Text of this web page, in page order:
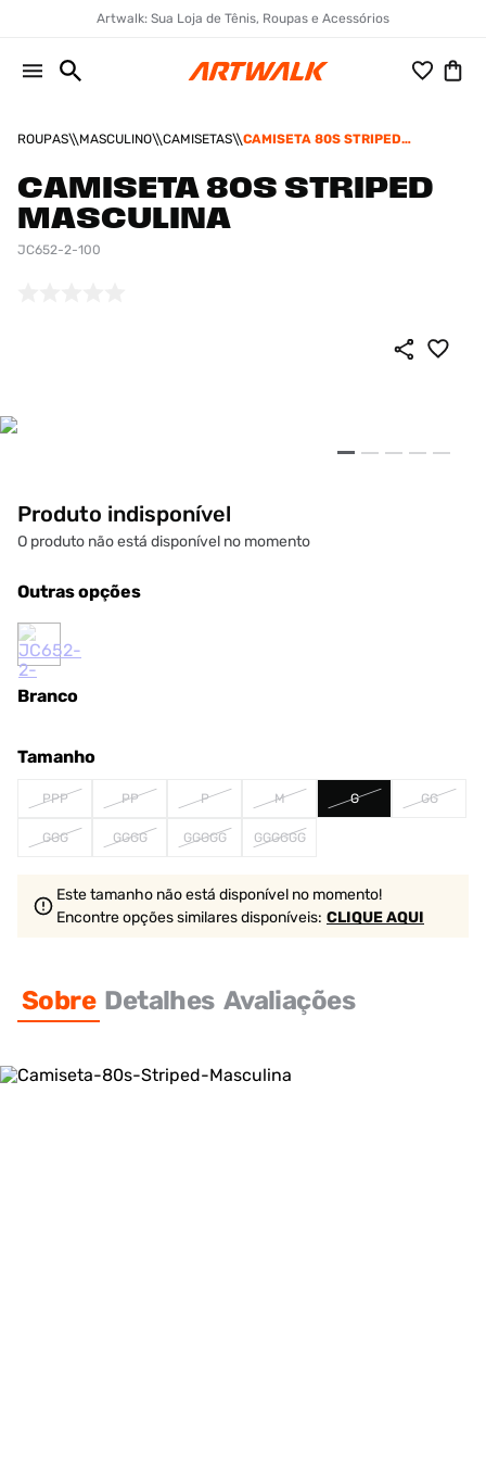
Artwalk: Sua Loja de Tênis, Roupas e Acessórios
ROUPAS MASCULINO CAMISETAS
CAMISETA 80S STRIPED
CAMISETA 80S STRIPED
MASCULINA
JC652-2-100
Produto indisponível
O produto não está disponível no momento
Outras opções
Branco
Tamanho
PPP PP P M G GG
GGG GGGG GGGGG GGGGGG
Este tamanho não está disponível no momento!
Encontre opções similaresdisponíveis: CLIQUE AQUI
Sobre Detalhes Avaliações